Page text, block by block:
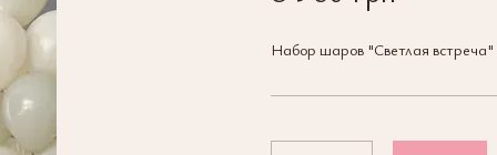
Набор шаров "Светлая встреча"